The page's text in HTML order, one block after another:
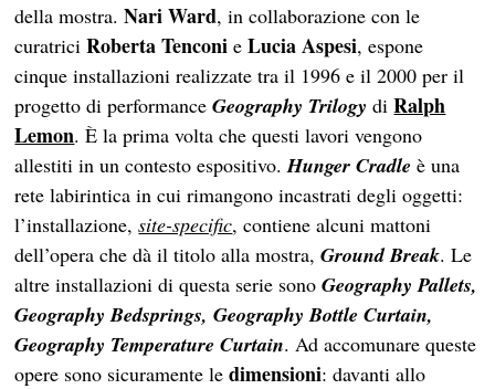
della mostra.Nari Ward, in collaborazione con le
curatriciRoberta Tenconi eLucia Aspesi, espone
cinque installazioni realizzate tra il 1996 e il 2000 per il
progetto di performanceGeography Trilogy diRalph
Lemon. È la prima volta che questi lavori vengono
allestiti in un contesto espositivo.Hunger Cradle è una
rete labirintica in cui rimangono incastrati degli oggetti:
l’installazione,site-specific, contiene alcuni mattoni
dell’opera che dà il titolo alla mostra,Ground Break. Le
altre installazioni di questa serie sonoGeography Pallets,
Geography Bedsprings, Geography Bottle Curtain,
Geography Temperature Curtain. Ad accomunare queste
opere sono sicuramente ledimensioni: davanti allo